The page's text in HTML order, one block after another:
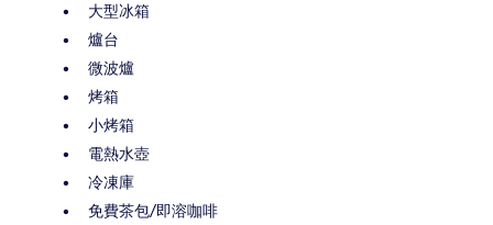
大型冰箱
爐台
微波爐
烤箱
小烤箱
電熱水壺
冷凍庫
免費茶包/即溶咖啡